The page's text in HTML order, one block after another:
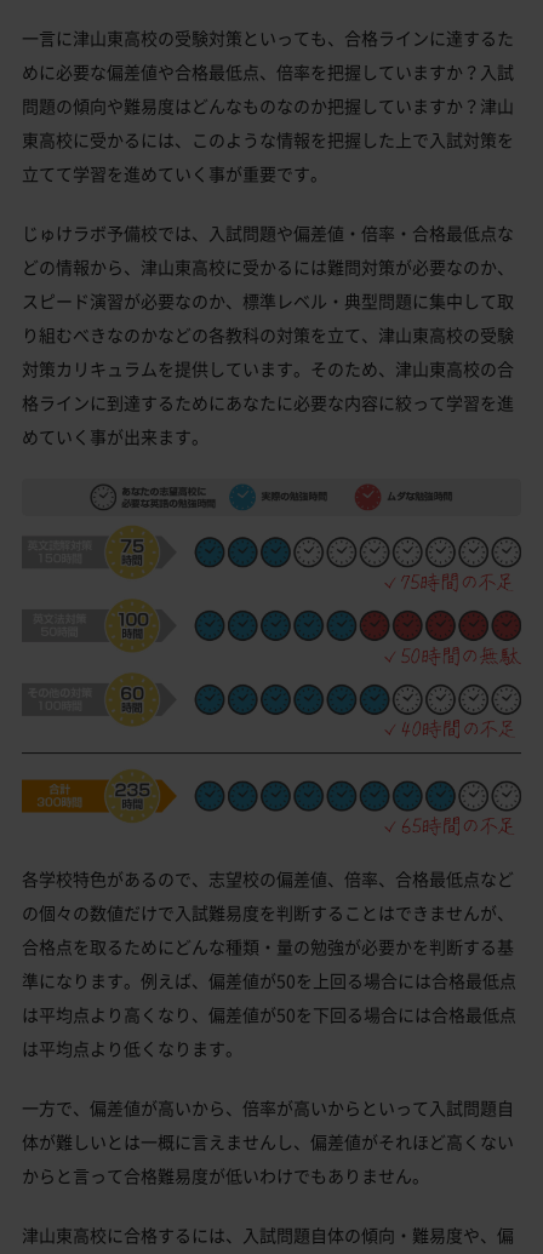
一言に津山東高校の受験対策といっても、合格ラインに達するた
めに必要な偏差値や合格最低点、倍率を把握していますか？入試
問題の傾向や難易度はどんなものなのか把握していますか？津山
東高校に受かるには、このような情報を把握した上で入試対策を
立てて学習を進めていく事が重要です。
じゅけラボ予備校では、入試問題や偏差値・倍率・合格最低点な
どの情報から、津山東高校に受かるには難問対策が必要なのか、
スピード演習が必要なのか、標準レベル・典型問題に集中して取
り組むべきなのかなどの各教科の対策を立て、津山東高校の受験
対策カリキュラムを提供しています。そのため、津山東高校の合
格ラインに到達するためにあなたに必要な内容に絞って学習を進
めていく事が出来ます。
各学校特色があるので、志望校の偏差値、倍率、合格最低点など
の個々の数値だけで入試難易度を判断することはできませんが、
合格点を取るためにどんな種類・量の勉強が必要かを判断する基
準になります。例えば、偏差値が50を上回る場合には合格最低点
は平均点より高くなり、偏差値が50を下回る場合には合格最低点
は平均点より低くなります。
一方で、偏差値が高いから、倍率が高いからといって入試問題自
体が難しいとは一概に言えませんし、偏差値がそれほど高くない
からと言って合格難易度が低いわけでもありません。
津山東高校に合格するには、入試問題自体の傾向・難易度や、偏